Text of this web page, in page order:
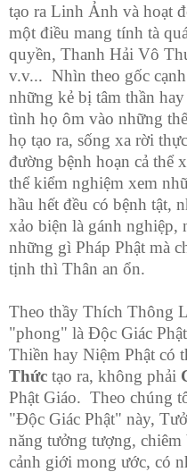
tạo ra Linh Ảnh và hoạt
một điều mang tính tà
quyền, Thanh Hải Vô
v.v... Nhìn theo gốc
những kẻ bị tâm thần
tình họ ôm vào những
họ tạo ra, sống xa rời
đường bệnh hoạn cả thể
thể kiểm nghiệm xem
hầu hết đều có bệnh tật,
xảo biện là gánh
những gì Pháp Phật mà
tịnh thì Thân an ổn.
Theo thầy Thích Thông
"phong" là Độc Giác
Thiền hay Niệm Phật có
Thức tạo ra, không phải
Phật Giáo. Theo chúng
"Độc Giác Phật" này,
năng tưởng tượng,
cảnh giới mong ước, có